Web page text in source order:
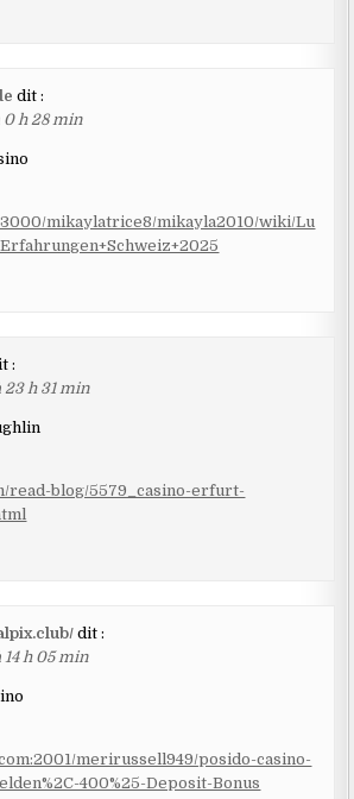
dit :
0 h 28 min
mikaylatrice8/mikayla2010/wiki/Lu
:
23 h 31 min
read-blog/5579_casino-erfurt-
dit :
14 h 05 min
merirussell949/posido-casino-
400%25-Deposit-Bonus